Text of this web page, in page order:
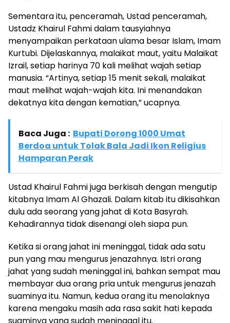
Sementara itu, penceramah, Ustad penceramah,
Ustadz Khairul Fahmi dalam tausyiahnya
menyampaikan perkataan ulama besar Islam, Imam
Kurtubi. Dijelaskannya, malaikat maut, yaitu Malaikat
Izrail, setiap harinya 70 kali melihat wajah setiap
manusia. “Artinya, setiap 15 menit sekali, malaikat
maut melihat wajah-wajah kita. Ini menandakan
dekatnya kita dengan kematian,” ucapnya.
Baca Juga : Bupati Dorong 1000 Umat
Berdoa untuk Tolak Bala Jadi Ikon Religius
Hamparan Perak
Ustad Khairul Fahmi juga berkisah dengan mengutip
kitabnya Imam Al Ghazali. Dalam kitab itu dikisahkan
dulu ada seorang yang jahat di Kota Basyrah.
Kehadirannya tidak disenangi oleh siapa pun.
Ketika si orang jahat ini meninggal, tidak ada satu
pun yang mau mengurus jenazahnya. Istri orang
jahat yang sudah meninggal ini, bahkan sempat mau
membayar dua orang pria untuk mengurus jenazah
suaminya itu. Namun, kedua orang itu menolaknya
karena mengaku masih ada rasa sakit hati kepada